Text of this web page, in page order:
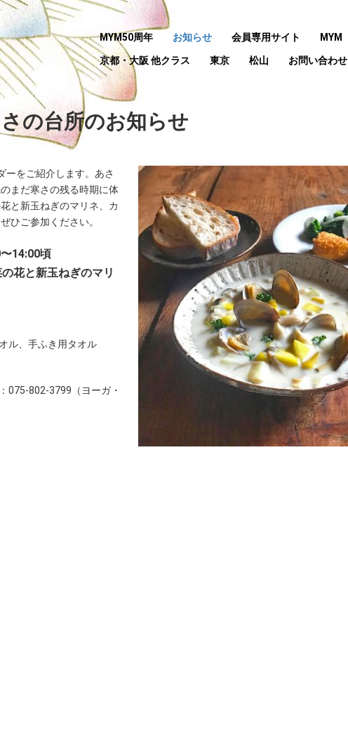
MYM50周年 お知らせ 会員専用サイト MYM
京都・大阪 他クラス 東京 松山 お問い合わせ
の台所のお知らせ
ーをご紹介します。あさ
まだ寒さの残る時期に体
と新玉ねぎのマリネ、カ
ひご参加ください。
14:00頃
花と新玉ねぎのマリ
ル、手ふき用タオル
075-802-3799（ヨーガ・